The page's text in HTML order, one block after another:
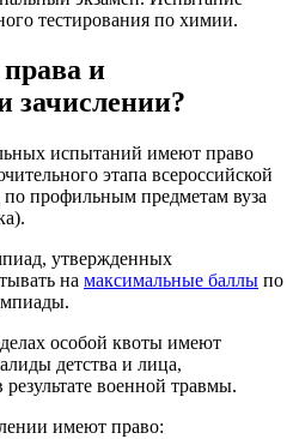
тестирования по химии.
и
зачислении?
испытаний имеют право
этапа всероссийской
профильным предметам вуза
утвержденных
на максимальные баллы по
особой квоты имеют
детства и лица,
военной травмы.
имеют право: